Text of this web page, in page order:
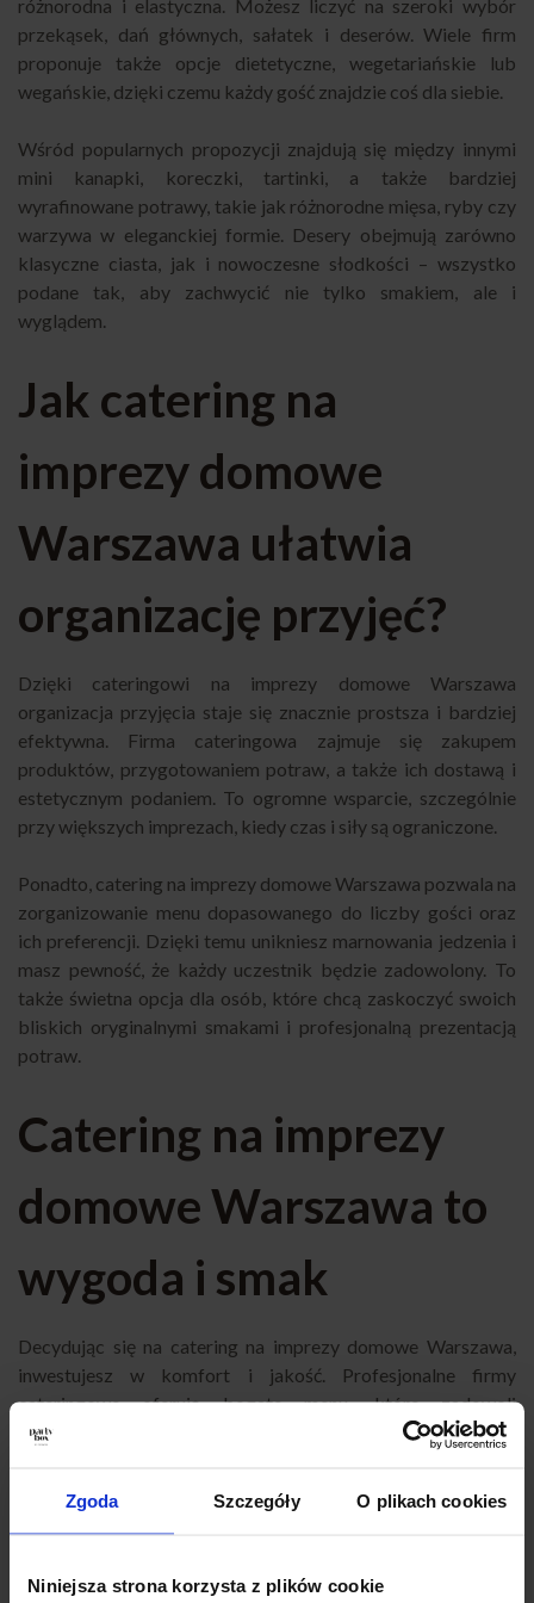
Zgoda Szczegóły O plikach cookies
Niniejsza strona korzysta z plików cookie
różnorodna i elastyczna. Możesz liczyć na szeroki wybór
przekąsek, dań głównych, sałatek i deserów. Wiele firm
proponuje także opcje dietetyczne, wegetariańskie lub
wegańskie, dzięki czemu każdy gość znajdzie coś dla siebie.
Wśród popularnych propozycji znajdują się między innymi
mini kanapki, koreczki, tartinki, a także bardziej
wyrafinowane potrawy, takie jak różnorodne mięsa, ryby czy
warzywa w eleganckiej formie. Desery obejmują zarówno
klasyczne ciasta, jak i nowoczesne słodkości – wszystko
podane tak, aby zachwycić nie tylko smakiem, ale i
wyglądem.
Jak catering na
imprezy domowe
Warszawa ułatwia
organizację przyjęć?
Dzięki cateringowi na imprezy domowe Warszawa
organizacja przyjęcia staje się znacznie prostsza i bardziej
efektywna. Firma cateringowa zajmuje się zakupem
produktów, przygotowaniem potraw, a także ich dostawą i
estetycznym podaniem. To ogromne wsparcie, szczególnie
przy większych imprezach, kiedy czas i siły są ograniczone.
Ponadto, catering na imprezy domowe Warszawa pozwala na
zorganizowanie menu dopasowanego do liczby gości oraz
ich preferencji. Dzięki temu unikniesz marnowania jedzenia i
masz pewność, że każdy uczestnik będzie zadowolony. To
także świetna opcja dla osób, które chcą zaskoczyć swoich
bliskich oryginalnymi smakami i profesjonalną prezentacją
potraw.
Catering na imprezy
domowe Warszawa to
wygoda i smak
Decydując się na catering na imprezy domowe Warszawa,
inwestujesz w komfort i jakość. Profesjonalne firmy
cateringowe oferują bogate menu, które zadowoli
różnorodne gusta i sprosta oczekiwaniom każdego
się wyjątkowym wydarzeniem, które goście będą wspominać
z przyjemnością.
Catering na imprezy domowe Warszawa to rozwiązanie,